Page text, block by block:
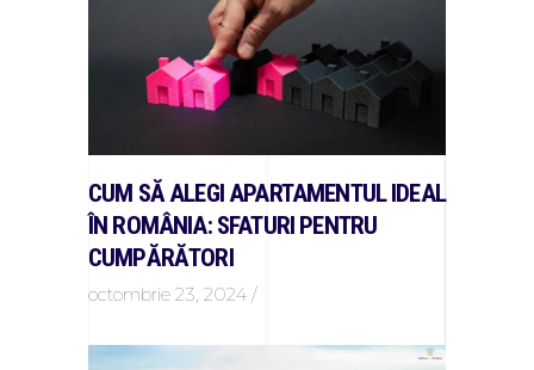
CUM SĂ ALEGI APARTAMENTUL IDEAL
ÎN ROMÂNIA: SFATURI PENTRU
CUMPĂRĂTORI
octombrie 23, 2024